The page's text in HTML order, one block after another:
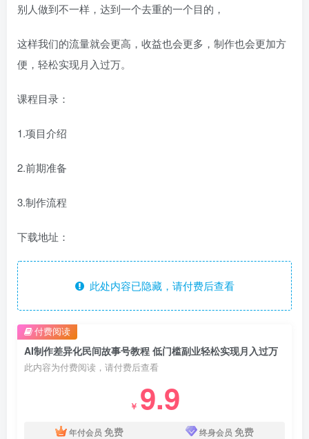
别人做到不一样，达到一个去重的一个目的，
这样我们的流量就会更高，收益也会更多，制作也会更加方
便，轻松实现月入过万。
课程目录：
1.项目介绍
2.前期准备
3.制作流程
下载地址：
此处内容已隐藏，请付费后查看
AI制作差异化民间故事号教程 低门槛副业轻松实现月入过万
此内容为付费阅读，请付费后查看
￥ 9.9
年付会员 免费 终身会员 免费
付费阅读